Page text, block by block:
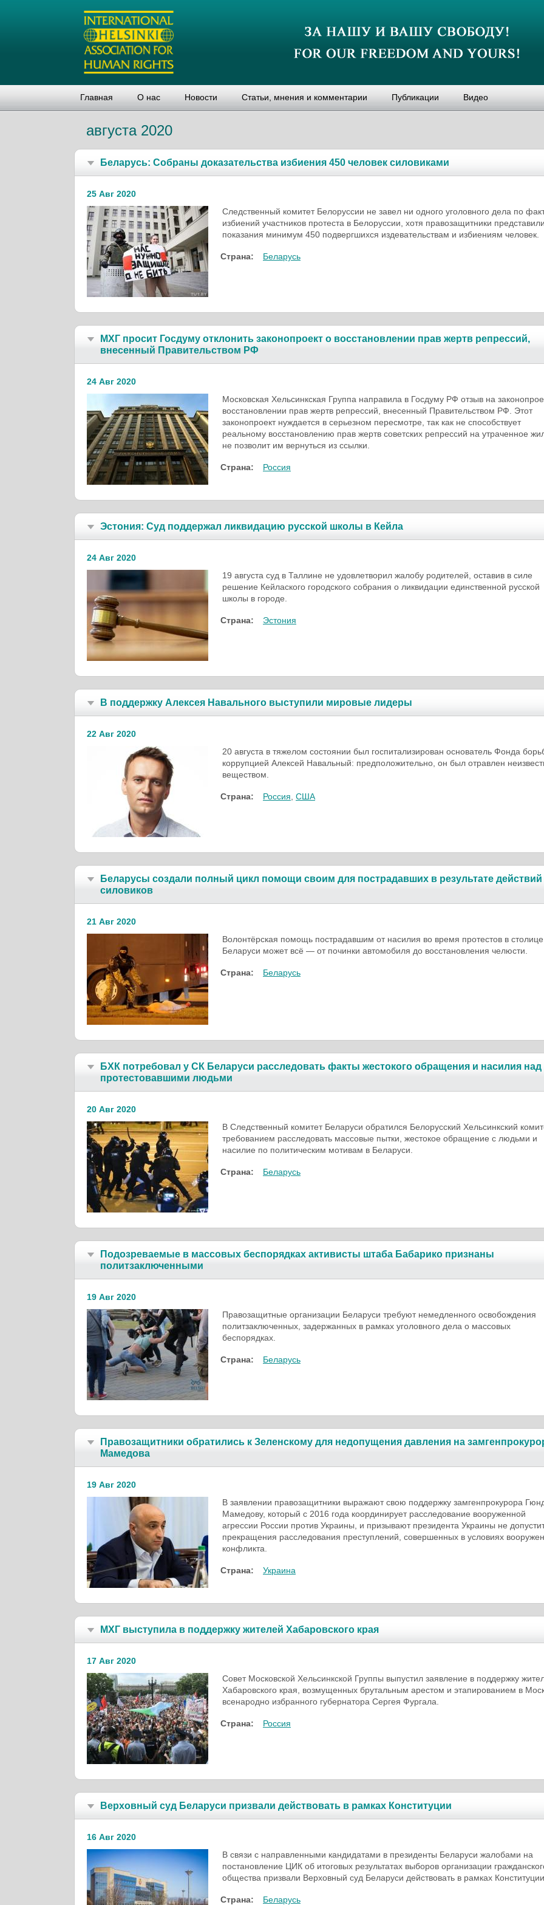
Главная О нас Новости Статьи, мнения и комментарии Публикации Видео
августа 2020
Беларусь: Собраны доказательства избиения 450 человек силовиками
25 Авг 2020
Следственный комитет Белоруссии не завел ни одного уголовного дела по
избиений участников протеста в Белоруссии, хотя правозащитники
показания минимум 450 подвергшихся издевательствам и избиениям человек.
Страна: Беларусь
МХГ просит Госдуму отклонить законопроект о восстановлении прав жертв репрессий,
внесенный Правительством РФ
24 Авг 2020
Московская Хельсинкская Группа направила в Госдуму РФ отзыв на
восстановлении прав жертв репрессий, внесенный Правительством РФ. Этот
законопроект нуждается в серьезном пересмотре, так как не способствует
реальному восстановлению прав жертв советских репрессий на утраченное
не позволит им вернуться из ссылки.
Страна: Россия
Эстония: Суд поддержал ликвидацию русской школы в Кейла
24 Авг 2020
19 августа суд в Таллине не удовлетворил жалобу родителей, оставив в силе
решение Кейлаского городского собрания о ликвидации единственной русской
школы в городе.
Страна: Эстония
В поддержку Алексея Навального выступили мировые лидеры
22 Авг 2020
20 августа в тяжелом состоянии был госпитализирован основатель Фонда
коррупцией Алексей Навальный: предположительно, он был отравлен
веществом.
Страна: Россия США
Беларусы создали полный цикл помощи своим для пострадавших в результате действий
силовиков
21 Авг 2020
Волонтёрская помощь пострадавшим от насилия во время протестов в столице
Беларуси может всё — от починки автомобиля до восстановления челюсти.
Страна: Беларусь
БХК потребовал у СК Беларуси расследовать факты жестокого обращения и насилия над
протестовавшими людьми
20 Авг 2020
В Следственный комитет Беларуси обратился Белорусский Хельсинкский
требованием расследовать массовые пытки, жестокое обращение с людьми и
насилие по политическим мотивам в Беларуси.
Страна: Беларусь
Подозреваемые в массовых беспорядках активисты штаба Бабарико признаны
политзаключенными
19 Авг 2020
Правозащитные организации Беларуси требуют немедленного освобождения
политзаключенных, задержанных в рамках уголовного дела о массовых
беспорядках.
Страна: Беларусь
Правозащитники обратились к Зеленскому для недопущения давления на
Мамедова
19 Авг 2020
В заявлении правозащитники выражают свою поддержку замгенпрокурора
Мамедову, который с 2016 года координирует расследование вооруженной
агрессии России против Украины, и призывают президента Украины не
прекращения расследования преступлений, совершенных в условиях
конфликта.
Страна: Украина
МХГ выступила в поддержку жителей Хабаровского края
17 Авг 2020
Совет Московской Хельсинкской Группы выпустил заявление в поддержку
Хабаровского края, возмущенных брутальным арестом и этапированием в
всенародно избранного губернатора Сергея Фургала.
Страна: Россия
Верховный суд Беларуси призвали действовать в рамках Конституции
16 Авг 2020
В связи с направленными кандидатами в президенты Беларуси жалобами на
постановление ЦИК об итоговых результатах выборов организации
общества призвали Верховный суд Беларуси действовать в рамках
Страна: Беларусь